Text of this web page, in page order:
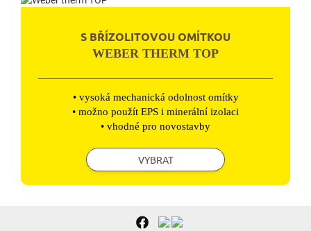
S BŘÍZOLITOVOU OMÍTKOU
WEBER THERM TOP
• vysoká mechanická odolnost omítky
• možno použít EPS i minerální izolaci
• vhodné pro novostavby
VYBRAT